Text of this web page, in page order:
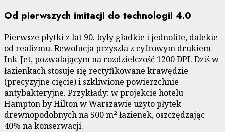
Od pierwszych imitacji do technologii 4.0
Pierwsze płytki z lat 90. były gładkie i jednolite, dalekie
od realizmu. Rewolucja przyszła z cyfrowym drukiem
Ink-Jet, pozwalającym na rozdzielczość 1200 DPI. Dziś w
łazienkach stosuje się rectyfikowane krawędzie
(precyzyjne cięcie) i szkliwione powierzchnie
antybakteryjne. Przykłady: w projekcie hotelu
Hampton by Hilton w Warszawie użyto płytek
drewnopodobnych na 500 m² łazienek, oszczędzając
40% na konserwacji.